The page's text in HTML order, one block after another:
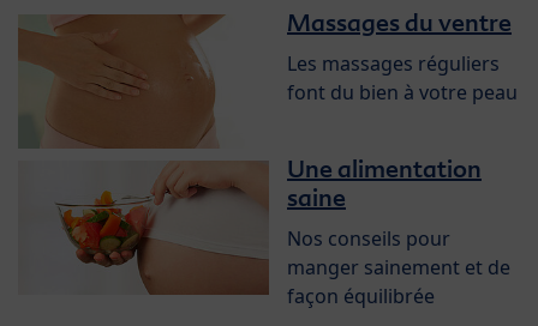
Massages du ventre
Les massages réguliers
font du bien à votre peau
Une alimentation
saine
Nos conseils pour
manger sainement et de
façon équilibrée